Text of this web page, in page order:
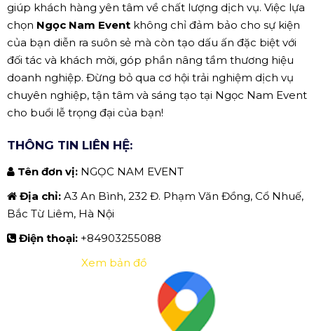
giúp khách hàng yên tâm về chất lượng dịch vụ. Việc lựa
chọn Ngọc Nam Event không chỉ đảm bảo cho sự kiện
của bạn diễn ra suôn sẻ mà còn tạo dấu ấn đặc biệt với
đối tác và khách mời, góp phần nâng tầm thương hiệu
doanh nghiệp. Đừng bỏ qua cơ hội trải nghiệm dịch vụ
chuyên nghiệp, tận tâm và sáng tạo tại Ngọc Nam Event
cho buổi lễ trọng đại của bạn!
THÔNG TIN LIÊN HỆ:
Tên đơn vị: NGỌC NAM EVENT
Địa chỉ: A3 An Bình, 232 Đ. Phạm Văn Đồng, Cổ Nhuế,
Bắc Từ Liêm, Hà Nội
Điện thoại: +84903255088
Xem bản đồ